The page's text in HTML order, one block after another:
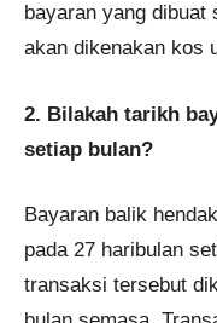
bayaran yang dibuat
akan dikenakan kos
2. Bilakah tarikh
setiap bulan?
Bayaran balik
pada 27 haribulan
transaksi tersebut